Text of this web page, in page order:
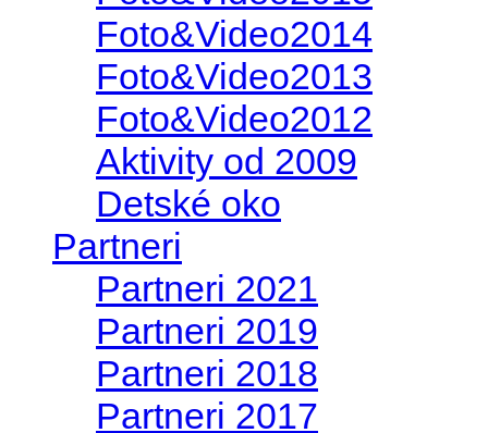
Foto&Video2014
Foto&Video2013
Foto&Video2012
Aktivity od 2009
Detské oko
Partneri
Partneri 2021
Partneri 2019
Partneri 2018
Partneri 2017